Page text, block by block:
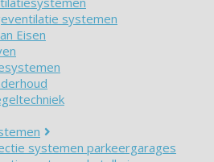
systemen
Eisen
systemen parkeergarages